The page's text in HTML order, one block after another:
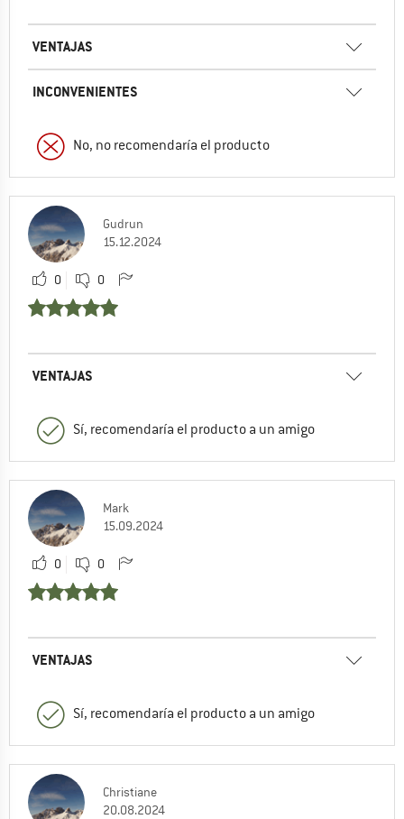
VENTAJAS
INCONVENIENTES
No, no recomendaría el producto
Gudrun
15.12.2024
0 0
VENTAJAS
Sí, recomendaría el producto a un amigo
Mark
15.09.2024
0 0
VENTAJAS
Sí, recomendaría el producto a un amigo
Christiane
20.08.2024